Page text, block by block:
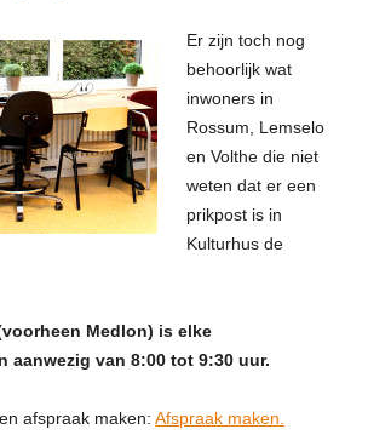
Er zijn toch nog
behoorlijk wat
inwoners in
Rossum, Lemselo
en Volthe die niet
weten dat er een
prikpost is in
Kulturhus de
Medlon) is elke
aanwezig van 8:00 tot 9:30 uur.
afspraak maken: Afspraak maken.